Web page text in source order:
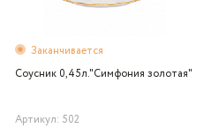
Заканчивается
Соусник 0,45л."Симфония золотая"
Артикул: 502